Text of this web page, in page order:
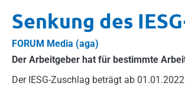
Senkung des
FORUM Media (aga)
Der Arbeitgeber hat für bestimmte
Der IESG-Zuschlag beträgt ab